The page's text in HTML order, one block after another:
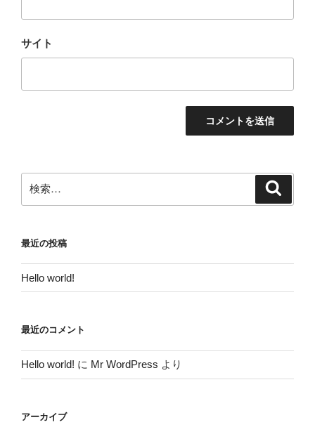
サイト
検
索:
最近の投稿
Hello world!
最近のコメント
Hello world! に Mr WordPress より
アーカイブ